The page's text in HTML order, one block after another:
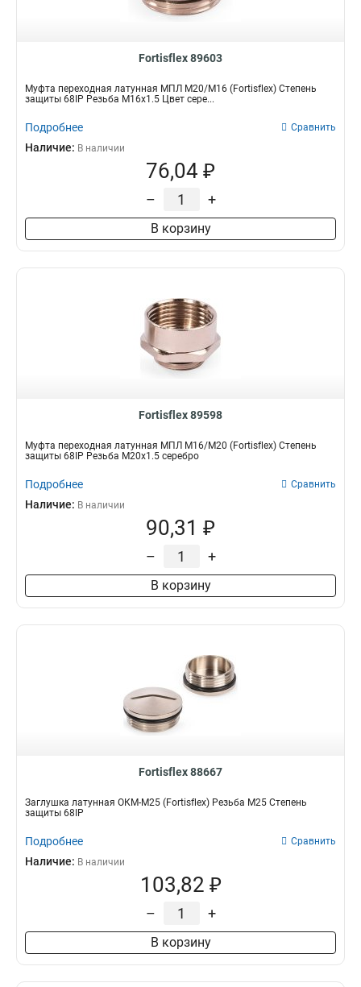
Fortisflex 89603
Муфта переходная латунная МПЛ М20/М16 (Fortisflex) Степень
защиты 68IP Резьба M16x1.5 Цвет сере...
Подробнее Сравнить
Наличие: В наличии
76,04 ₽
– +
В корзину
Fortisflex 89598
Муфта переходная латунная МПЛ М16/М20 (Fortisflex) Степень
защиты 68IP Резьба M20x1.5 серебро
Подробнее Сравнить
Наличие: В наличии
90,31 ₽
– +
В корзину
Fortisflex 88667
Заглушка латунная ОКМ-M25 (Fortisflex) Резьба M25 Степень
защиты 68IP
Подробнее Сравнить
Наличие: В наличии
103,82 ₽
– +
В корзину